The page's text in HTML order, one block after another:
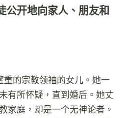
公开地向家人、朋友和
的宗教领袖的女儿。她一
有所怀疑，直到婚后。她丈
家庭，却是一个无神论者。